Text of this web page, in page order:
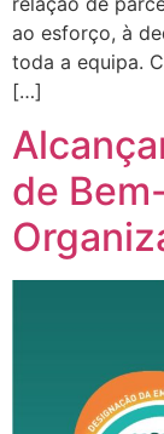
ao esforço, à
toda a equipa.
[…]
de